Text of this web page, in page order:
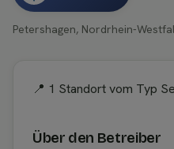
Petershagen, Nordrhein-
📍 1 Standort vom Typ
Über den Betreiber